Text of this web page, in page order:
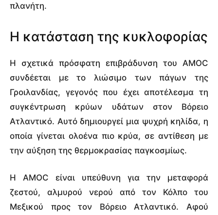
πλανήτη.
Η κατάσταση της κυκλοφορίας
Η σχετικά πρόσφατη επιβράδυνση του AMOC
συνδέεται με το λιώσιμο των πάγων της
Γροιλανδίας, γεγονός που έχει αποτέλεσμα τη
συγκέντρωση κρύων υδάτων στον Βόρειο
Ατλαντικό. Αυτό δημιουργεί μια ψυχρή κηλίδα, η
οποία γίνεται ολοένα πιο κρύα, σε αντίθεση με
την αύξηση της θερμοκρασίας παγκοσμίως.
Η AMOC είναι υπεύθυνη για την μεταφορά
ζεστού, αλμυρού νερού από τον Κόλπο του
Μεξικού προς τον Βόρειο Ατλαντικό. Αφού